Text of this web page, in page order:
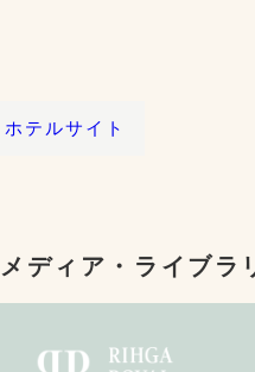
ホテルサイト
メディア・ライブラ